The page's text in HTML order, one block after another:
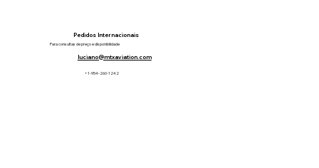
Pedidos Internacionais
Para consultas de preço e disponibilidade
luciano@mtxaviation.com
+1-954-260-1242